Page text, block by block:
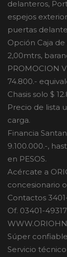
delanteros,
espejos
puertas
Opción Caja
2,00mtrs,
PROMOCION
74.800.-
Chasis solo $
Precio de lista
carga.
Financia
9.100.000.-,
en PESOS.
Acércate a
concesionario
Contactos
Of. 03401-
Súper
Servicio